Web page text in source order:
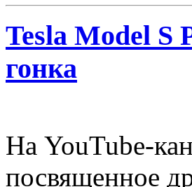
Tesla Model S
гонка
На YouTube-
посвященное